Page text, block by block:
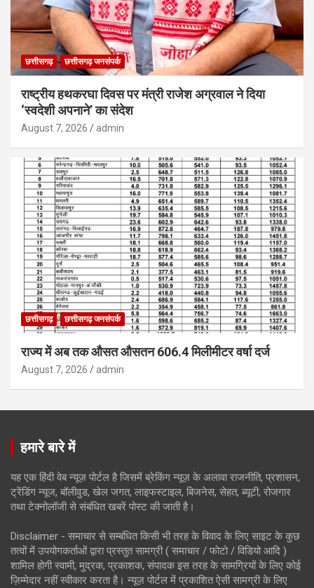
छत्तीसगढ़ छत्तीसगढ़ जनसंपर्क
राष्ट्रीय हथकरघा दिवस पर मंत्री राजेश अग्रवाल ने दिया
‘स्वदेशी अपनाने’ का संदेश
August 7, 2026 admin
छत्तीसगढ़ छत्तीसगढ़ जनसंपर्क
राज्य में अब तक औसत औसतन 606.4 मिलीमीटर वर्षा दर्ज
August 7, 2026 admin
हमारे बारे में
यह एक हिंदी वेब न्यूज़ पोर्टल है जिसमें ब्रेकिंग न्यूज़ के अलावा राजनीति, प्रशासन,
ट्रेंडिंग न्यूज, बॉलीवुड, खेल जगत, लाइफस्टाइल, बिजनेस, सेहत, ब्यूटी, रोजगार
तथा टेक्नोलॉजी से संबंधित खबरें पोस्ट की जाती है।
Disclaimer - समाचार से सम्बंधित किसी भी तरह के विवाद के लिए साइट के कुछ
तत्वों में उपयोगकर्ताओं द्वारा प्रस्तुत सामग्री ( समाचार / फोटो / विडियो आदि )
शामिल होगी स्वामी, मुद्रक, प्रकाशक, संपादक इस तरह के सामग्रियों के लिए कोई
ज़िम्मेदार नहीं स्वीकार करता है। न्यूज़ पोर्टल में प्रकाशित ऐसी सामग्री के लिए